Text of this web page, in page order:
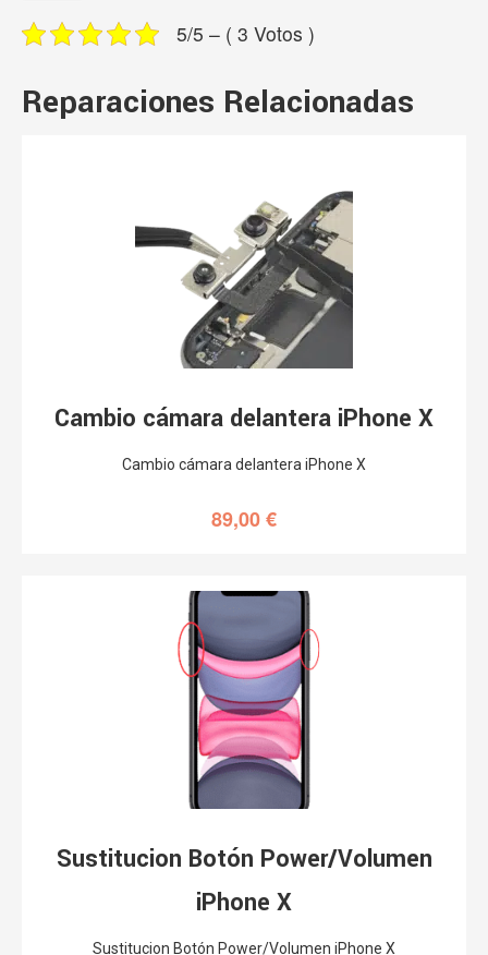
Cambio cámara delantera iPhone X
Cambio cámara delantera iPhone X
89,00€
Sustitucion Botón Power/Volumen
iPhone X
Sustitucion Botón Power/Volumen iPhone X
119,00 €